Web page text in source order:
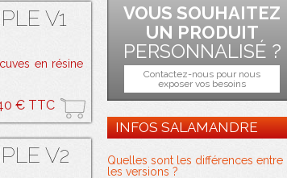
V1
en résine
€ TTC
V2
VOUS SOUHAITEZ
UN PRODUIT
PERSONNALISÉ ?
Contactez-nous pour nous
exposer vos besoins
INFOS SALAMANDRE
Quelles sont les différences entre
les versions ?